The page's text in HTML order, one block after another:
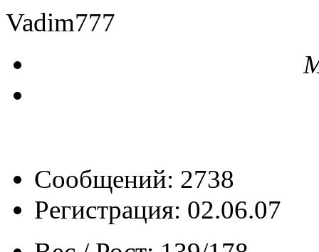
Vadim777
Сообщений: 2738
Регистрация: 02.06.07